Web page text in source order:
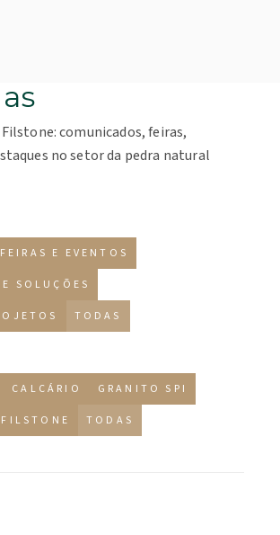
comunicados, feiras,
no setor da pedra natural
FEIRAS E EVENTOS
SOLUÇÕES
TODAS
CALCÁRIO GRANITO SPI
TODAS